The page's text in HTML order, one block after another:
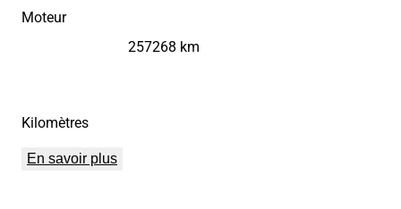
Moteur
Kilomètres
257268 km
En savoir plus